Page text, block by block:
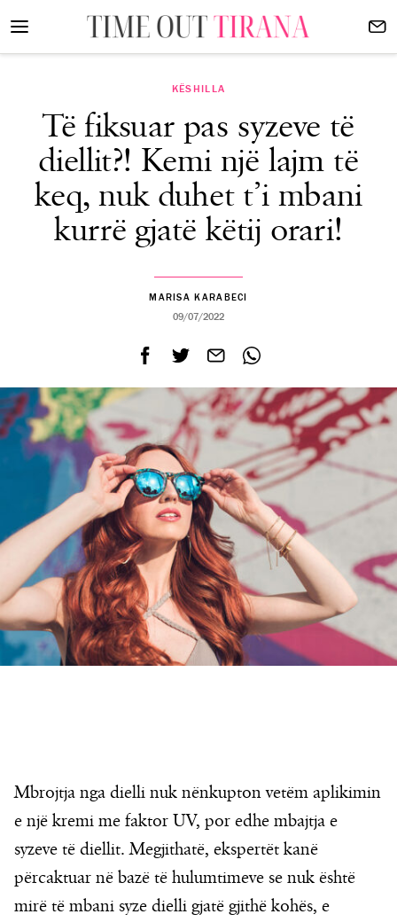
KËSHILLA
Të fiksuar pas syzeve të
diellit?! Kemi një lajm të
keq, nuk duhet t’i mbani
kurrë gjatë këtij orari!
MARISA KARABECI
09/07/2022
Mbrojtja nga dielli nuk nënkupton vetëm aplikimin
e një kremi me faktor UV, por edhe mbajtja e
syzeve të diellit. Megjithatë, ekspertët kanë
përcaktuar në bazë të hulumtimeve se nuk është
mirë të mbani syze dielli gjatë gjithë kohës, e